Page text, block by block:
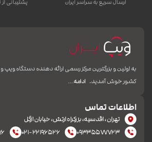
ارسال سریع به سراسر ایران پشتیبانی
به اولین و بزرگترین مرکز رسمی ارائه دهنده دستگاه ویپ
کشور خوش آمدید. ادامه…
اطلاعات تماس
تهران، اقدسیه، بزرکراه ارتش، خیابان ازگل
۰۹۳۳۵۵۷۷۷۲۳
۰۲۱-۲۲۱۹۶۵۲۶